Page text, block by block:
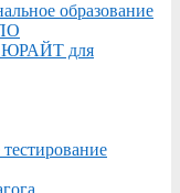
образование
ЮРАЙТ для